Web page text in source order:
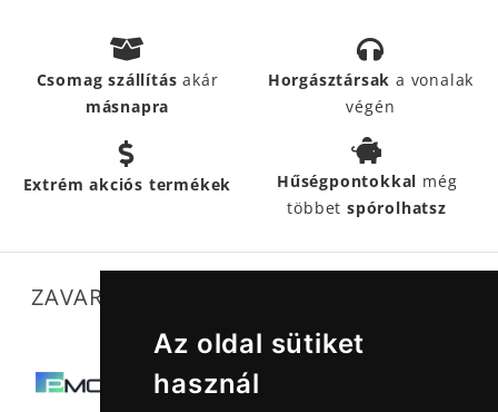
Az oldal sütiket
használ
Csomag szállításakár
másnapra
Horgásztársak a vonalak
végén
Extrém akciós termékek Hűségpontokkal még
többetspórolhatsz
ZAVARTALAN MŰKÖDÉSÜNKET SEGÍTIK